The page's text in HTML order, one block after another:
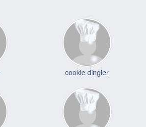
cookie dingler